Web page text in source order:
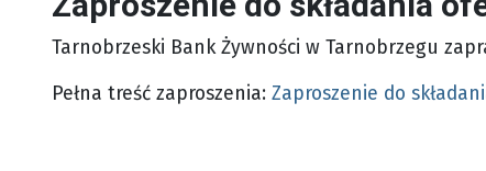
Tarnobrzeski Bank Żywności w Tarnobrzegu
Pełna treść zaproszenia: Zaproszenie do